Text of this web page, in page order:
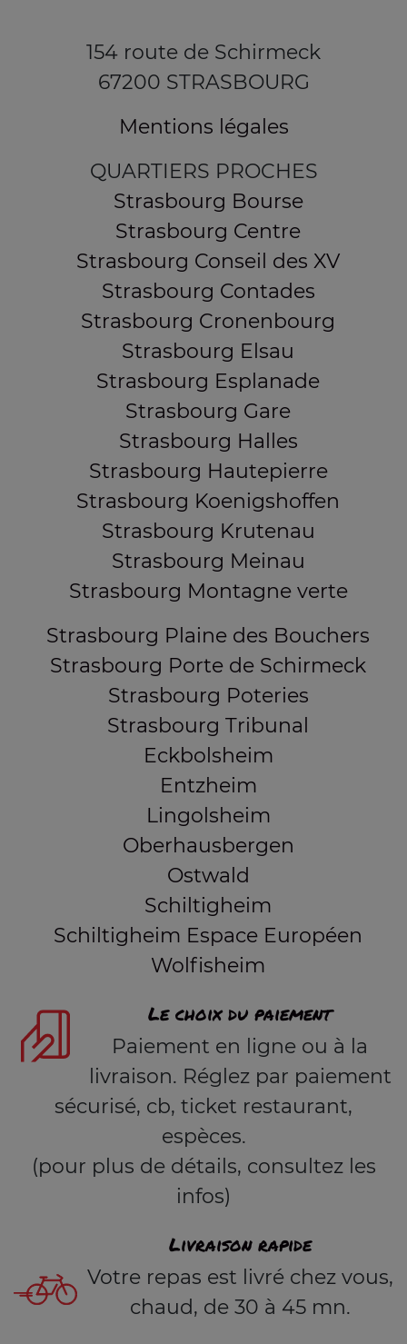
154 route de Schirmeck
67200 STRASBOURG
Mentions légales
QUARTIERS PROCHES
Strasbourg Bourse
Strasbourg Centre
Strasbourg Conseil des XV
Strasbourg Contades
Strasbourg Cronenbourg
Strasbourg Elsau
Strasbourg Esplanade
Strasbourg Gare
Strasbourg Halles
Strasbourg Hautepierre
Strasbourg Koenigshoffen
Strasbourg Krutenau
Strasbourg Meinau
Strasbourg Montagne verte
Strasbourg Plaine des Bouchers
Strasbourg Porte de Schirmeck
Strasbourg Poteries
Strasbourg Tribunal
Eckbolsheim
Entzheim
Lingolsheim
Oberhausbergen
Ostwald
Schiltigheim
Schiltigheim Espace Européen
Wolfisheim
Le choix du paiement
Paiement en ligne ou à la
livraison. Réglez par paiement
sécurisé, cb, ticket restaurant,
espèces.
(pour plus de détails, consultez les
infos)
Livraison rapide
Votre repas est livré chez vous,
chaud, de 30 à 45 mn.